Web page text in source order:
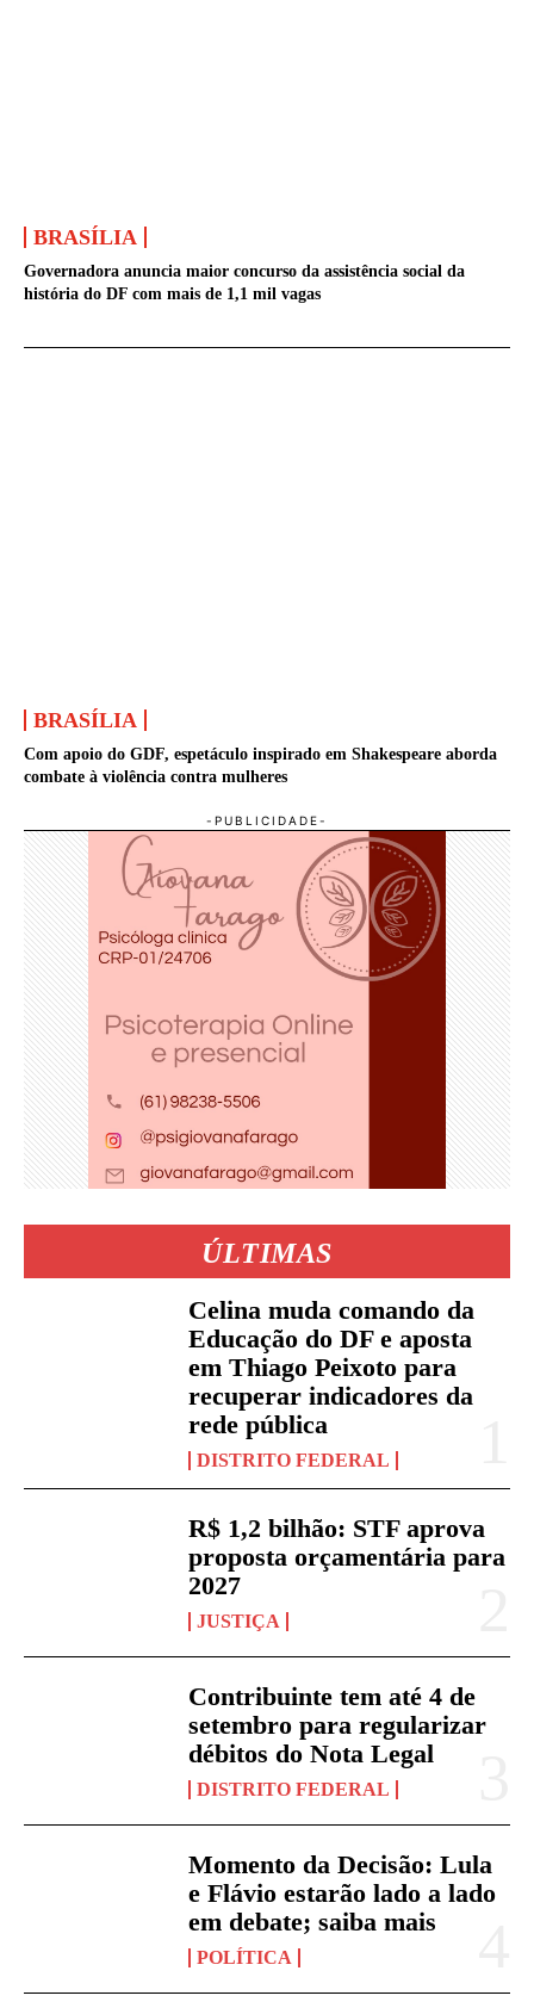
BRASÍLIA
Governadora anuncia maior concurso da assistência social da
história do DF com mais de 1,1 mil vagas
BRASÍLIA
Com apoio do GDF, espetáculo inspirado em Shakespeare aborda
combate à violência contra mulheres
ÚLTIMAS
Celina muda comando da
Educação do DF e aposta
em Thiago Peixoto para
recuperar indicadores da
rede pública
DISTRITO FEDERAL
R$ 1,2 bilhão: STF aprova
proposta orçamentária para
2027
JUSTIÇA
Contribuinte tem até 4 de
setembro para regularizar
débitos do Nota Legal
DISTRITO FEDERAL
Momento da Decisão: Lula
e Flávio estarão lado a lado
em debate; saiba mais
POLÍTICA